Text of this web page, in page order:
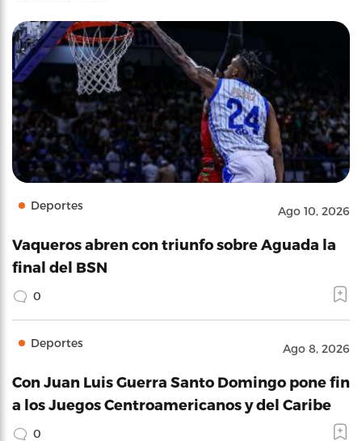
Deportes Ago 10, 2026
Vaqueros abren con triunfo sobre Aguada la
final del BSN
0
Deportes Ago 8, 2026
Con Juan Luis Guerra Santo Domingo pone fin
a los Juegos Centroamericanos y del Caribe
0